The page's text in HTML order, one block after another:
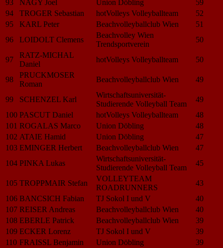
93 NAGY Joel Union Döbling
59
94
TROGER Sebastian hotVolleys Volleyballteam
52
95
KARL Peter Beachvolleyballclub Wien
51
96
LOIDOLT Clemens
Beachvolley Wien
Trendsportverein
50
97
RATZ-MICHAL
Daniel
hotVolleys Volleyballteam 50
98
PRUCKMOSER
Roman
Beachvolleyballclub Wien 49
99 SCHENZEL Karl
Wirtschaftsuniversität-
Studierende Volleyball Team
49
100 PASCUT Daniel hotVolleys Volleyballteam
48
101 ROGALAS Marco Union Döbling
48
102 ATAIE Hamid Union Döbling
47
103 EMINGER Herbert Beachvolleyballclub Wien
47
104 PINKA Lukas
Wirtschaftsuniversität-
Studierende Volleyball Team
45
105 TROPPMAIR Stefan
VOLLEYTEAM
ROADRUNNERS
43
106 BANCSICH Fabian TJ Sokol I und V
40
107 REISER Andreas Beachvolleyballclub Wien
40
108 EBERLE Patrick Beachvolleyballclub Wien
39
109 ECKER Lorenz TJ Sokol I und V
39
110 FRAISSL Benjamin Union Döbling
39